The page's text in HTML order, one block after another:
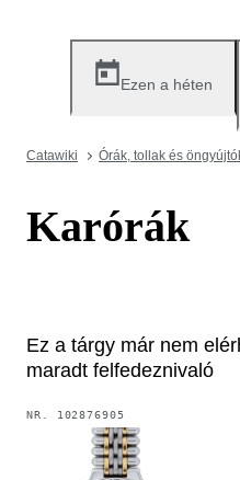
Ezen a héten
Catawiki Órák, tollak és
Karórák
Ez a tárgy már nem
maradt felfedeznivaló
NR. 102876905